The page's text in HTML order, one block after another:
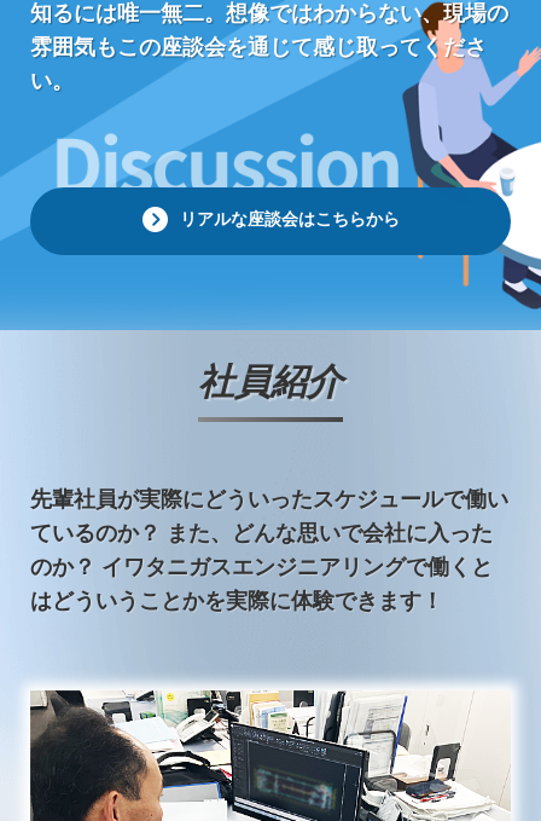
知るには唯一無二。想像ではわからない、現場の
雰囲気もこの座談会を通じて感じ取ってくださ
い。
リアルな座談会はこちらから
社員紹介
先輩社員が実際にどういったスケジュールで働い
ているのか？ また、どんな思いで会社に入った
のか？ イワタニガスエンジニアリングで働くと
はどういうことかを実際に体験できます！